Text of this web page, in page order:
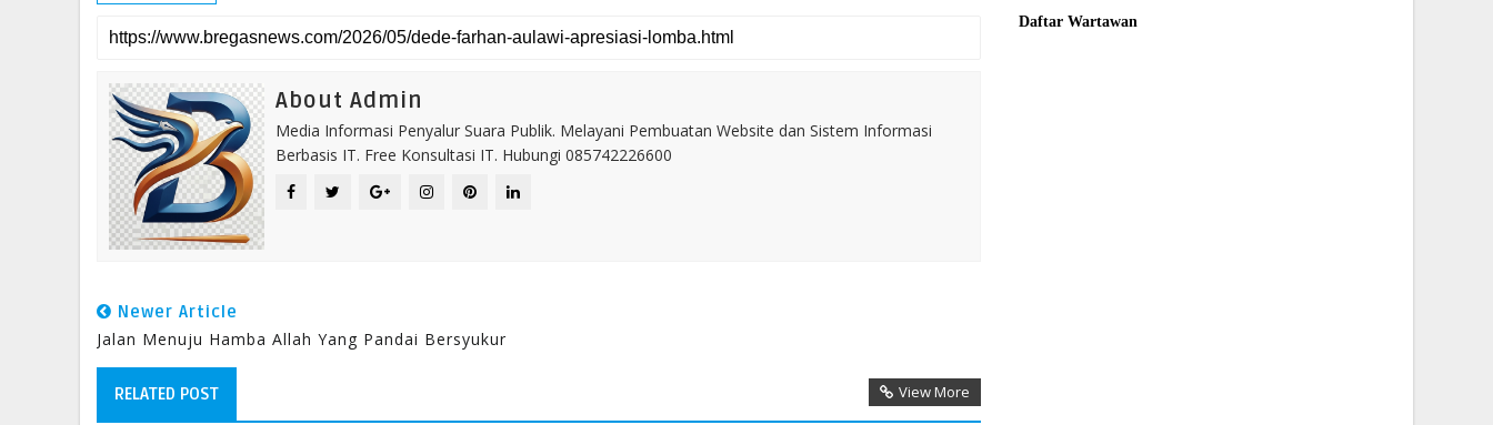
About Admin
Media Informasi Penyalur Suara Publik. Melayani Pembuatan Website dan Sistem Informasi
Berbasis IT. Free Konsultasi IT. Hubungi 085742226600
Newer Article
Jalan Menuju Hamba Allah Yang Pandai Bersyukur
RELATED POST View More
Daftar Wartawan